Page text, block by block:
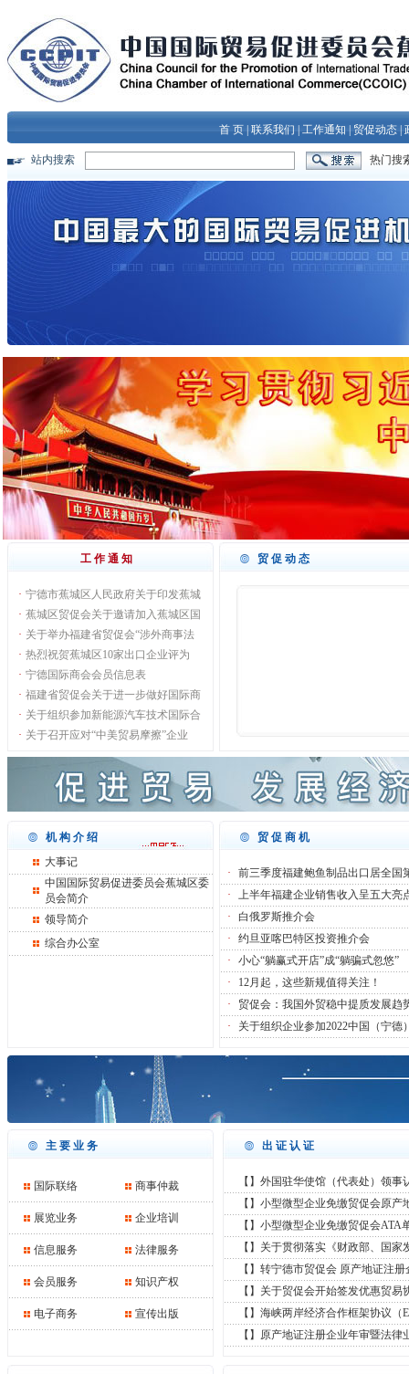
首 页 联系我们 工作通知 贸促动态
站内搜索 热门搜
工作通知
· 宁德市蕉城区人民政府关于印发蕉城
· 蕉城区贸促会关于邀请加入蕉城区国
· 关于举办福建省贸促会“涉外商事法
· 热烈祝贺蕉城区10家出口企业评为
· 宁德国际商会会员信息表
· 福建省贸促会关于进一步做好国际商
· 关于组织参加新能源汽车技术国际合
· 关于召开应对“中美贸易摩擦”企业
贸促动态
机构介绍
大事记
中国国际贸易促进委员会蕉城区委
员会简介
领导简介
综合办公室
贸促商机
·
前三季度福建鲍鱼制品出口居全国
·
上半年福建企业销售收入呈五大亮
·
白俄罗斯推介会
·
约旦亚喀巴特区投资推介会
·
小心“躺赢式开店”成“躺骗式忽悠”
·
12月起，这些新规值得关注！
·
贸促会：我国外贸稳中提质发展趋
·
关于组织企业参加2022中国（宁德
主要业务
国际联络 商事仲裁
展览业务 企业培训
信息服务 法律服务
会员服务 知识产权
电子商务 宣传出版
出证认证
【】外国驻华使馆（代表处）领事
【】小型微型企业免缴贸促会原产
【】小型微型企业免缴贸促会ATA
【】关于贯彻落实《财政部、国
【】转宁德市贸促会 原产地证注
【】关于贸促会开始签发优惠贸易
【】海峡两岸经济合作框架协议（
【】原产地证注册企业年审暨法律